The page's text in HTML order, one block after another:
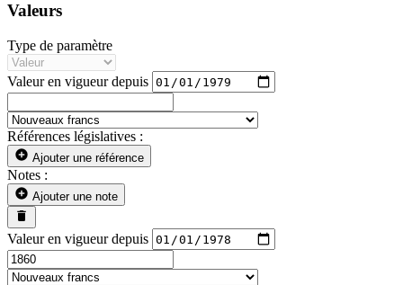
Valeurs
Type de paramètre
Valeur en vigueur depuis
Références législatives :
Ajouter une référence
Notes :
Ajouter une note
Valeur en vigueur depuis